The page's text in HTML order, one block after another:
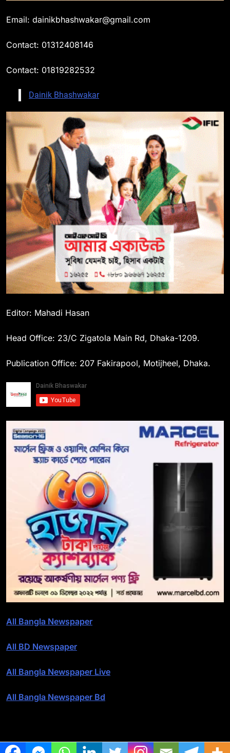
Email: dainikbhashwakar@gmail.com
Contact: 01312408146
Contact: 01819282532
Dainik Bhashwakar
Editor: Mahadi Hasan
Head Office: 23/C Zigatola Main Rd, Dhaka-1209.
Publication Office: 207 Fakirapool, Motijheel, Dhaka.
All Bangla Newspaper
All BD Newspaper
All Bangla Newspaper Live
All Bangla Newspaper Bd